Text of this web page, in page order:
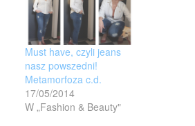
Must have, czyli jeans
nasz powszedni!
Metamorfoza c.d.
17/05/2014
W „Fashion & Beauty"